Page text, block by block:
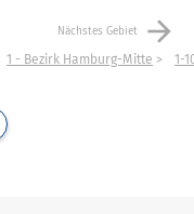
Nächstes Gebiet arrow_forward
1 - Bezirk Hamburg-Mitte 1-